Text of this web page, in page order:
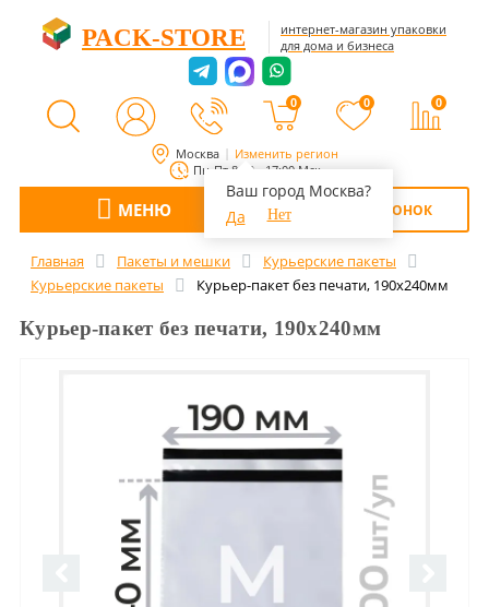
Москва Изменить регион
Ваш город Москва?
Да
Нет
Пн-Пт 8:00 - 17:00 Мск
PACK-STORE
интернет-магазин упаковки
для дома и бизнеса
0 0 0
МЕНЮ ОБРАТНЫЙ ЗВОНОК
Главная Пакеты и мешки
Курьерские пакеты
Курьерские пакеты
Курьер-пакет без печати, 190х240мм
Курьер-пакет без печати, 190х240мм